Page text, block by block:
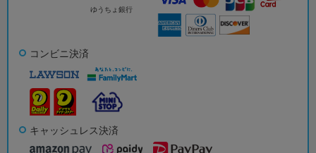
ゆうちょ銀行
コンビニ決済
キャッシュレス決済